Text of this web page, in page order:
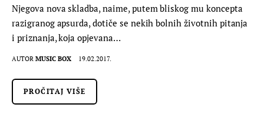
Njegova nova skladba, naime, putem bliskog mu koncepta
razigranog apsurda, dotiče se nekih bolnih životnih pitanja
i priznanja, koja opjevana…
AUTOR MUSIC BOX 19.02.2017.
PROČITAJ VIŠE